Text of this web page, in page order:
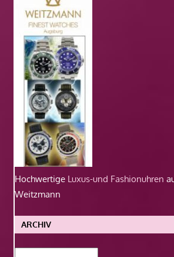
Hochwertige Luxus-und Fashionuhren
Weitzmann
ARCHIV